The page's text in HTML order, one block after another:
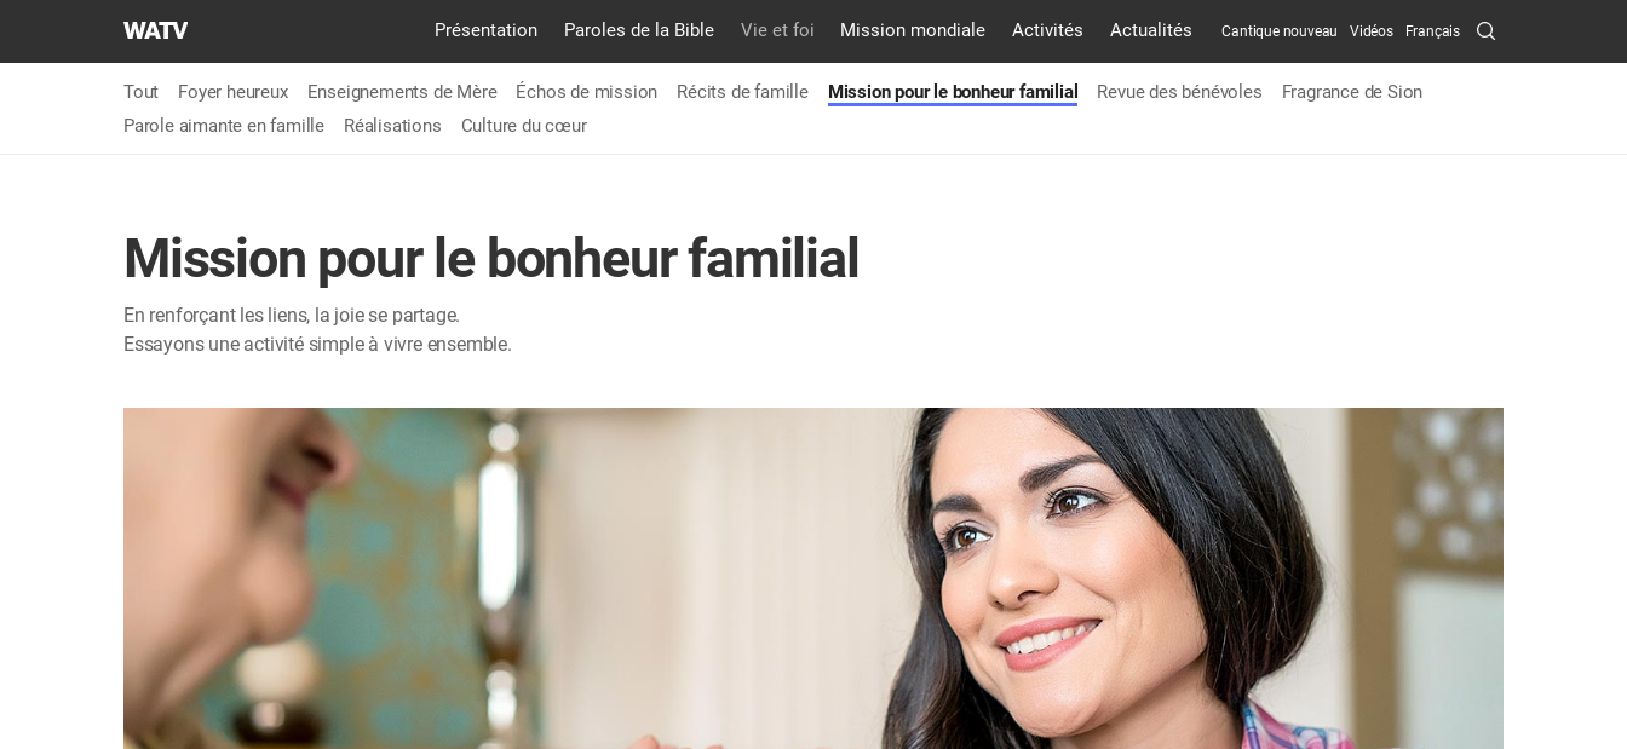
L'ÉGLISE
DIEU
SOCIÉTÉ
MONDIALE
​Présentation Paroles de la Bible Vie et foi Mission mondiale Activités Actualités Cantique nouveau Vidéos Français Search
Submit
Tout Foyer heureux Enseignements de Mère Échos de mission Récits de famille Mission pour le bonheur familial Revue des bénévoles
Fragrance de Sion
Parole aimante en famille
Réalisations Culture du cœur
Mission pour le bonheur familial
En renforçant les liens, la joie se partage.
Essayons une activité simple à vivre ensemble.